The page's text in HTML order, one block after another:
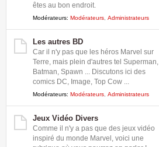
êtes au bon endroit.
Modérateurs: Modérateurs Administrateurs
Les autres BD
Car il n'y pas que les héros Marvel sur
Terre, mais plein d'autres tel Superman,
Batman, Spawn ... Discutons ici des
comics DC, Image, Top Cow ...
Modérateurs: Modérateurs Administrateurs
Jeux Vidéo Divers
Comme il n'y a pas que des jeux vidéo
inspiré du monde Marvel, voici une